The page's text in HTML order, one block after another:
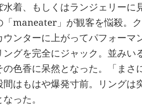
水着、もしくはランジェリーに
「maneater」が観客を悩殺。
ンターに上がってパフォーマ
グを完全にジャック。並みい
色香に呆然となった。「まさ
はもはや爆発寸前。リングは
った。